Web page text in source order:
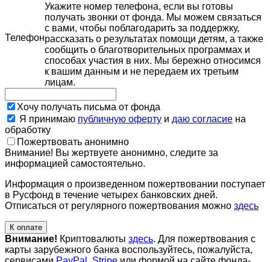
Телефон
Укажите номер телефона, если вы готовы
получать звонки от фонда. Мы можем связаться
с вами, чтобы поблагодарить за поддержку,
рассказать о результатах помощи детям, а также
сообщить о благотворительных программах и
способах участия в них. Мы бережно относимся
к вашим данным и не передаем их третьим
лицам.
Хочу получать письма от фонда
Я принимаю публичную оферту и даю согласие на
обработку
Пожертвовать анонимно
Внимание! Вы жертвуете анонимно, следите за
информацией самостоятельно.
Информация о произведенном пожертвовании поступает
в Русфонд в течение четырех банковских дней.
Отписаться от регулярного пожертвования можно здесь
К оплате
Внимание! Криптовалюты здесь. Для пожертвования с
карты зарубежного банка воспользуйтесь, пожалуйста,